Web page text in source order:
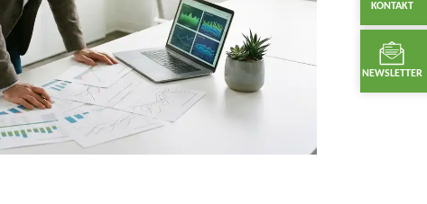
KONTAKT
NEWSLETTER